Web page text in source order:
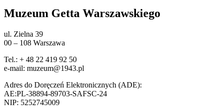
Muzeum Getta Warszawskiego
ul. Zielna 39
00 – 108 Warszawa
Tel.: + 48 22 419 92 50
e-mail: muzeum@1943.pl
Adres do Doręczeń Elektronicznych (ADE):
AE:PL-38894-89703-SAFSC-24
NIP: 5252745009